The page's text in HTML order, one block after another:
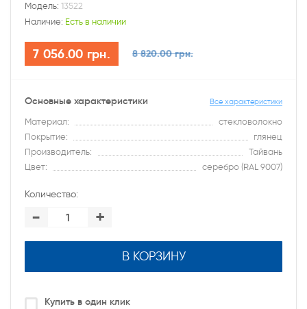
Модель: 13522
Наличие: Есть в наличии
7 056.00 грн. 8 820.00 грн.
Основные характеристики Все характеристики
Материал:
стекловолокно
Покрытие:
глянец
Производитель:
Тайвань
Цвет:
серебро (RAL 9007)
Количество:
- +
В КОРЗИНУ
Купить в один клик